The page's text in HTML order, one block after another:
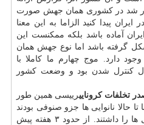
شد در کشوری همان جهش صورت
پیدا کنید الزاما به این معنا
آماده باشد بلکه ممکنست این
گرفته باشد اما نوع جهش همان
دارد. موج چهارم ما کاملا با
کنترل شدن بود و وضعت کشور
تخلفات کروناییرییسی همین طور
حالا نانوایی ها جزو صنوفی بودند
که رتبه اول عدم رعایت پروتکل ها را داشتند. از حدود ۳ هفته پیش